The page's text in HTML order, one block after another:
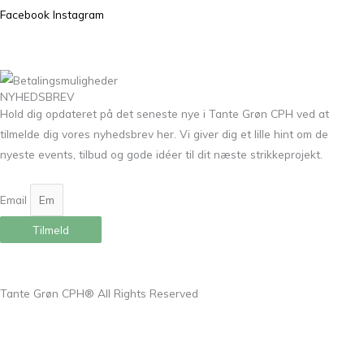
Facebook Instagram
NYHEDSBREV
Hold dig opdateret på det seneste nye i Tante Grøn CPH ved at
tilmelde dig vores nyhedsbrev her. Vi giver dig et lille hint om de
nyeste events, tilbud og gode idéer til dit næste strikkeprojekt.
Email
Tilmeld
Tante Grøn CPH® All Rights Reserved